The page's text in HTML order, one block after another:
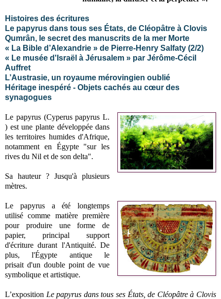
Histoires des écritures
Le papyrus dans tous ses États, de Cléopâtre à Clovis
Qumrân, le secret des manuscrits de la mer Morte
« La Bible d’Alexandrie » de Pierre-Henry Salfaty (2/2)
« Le musée d'Israël à Jérusalem » par Jérôme-Cécil
Auffret
L’Austrasie, un royaume mérovingien oublié
Héritage inespéré - Objets cachés au cœur des
synagogues
Le papyrus (Cyperus papyrus L.
) est une plante développée dans
les territoires humides d'Afrique,
notamment en Égypte "sur les
rives du Nil et de son delta".
Sa hauteur ? Jusqu'à plusieurs
mètres.
Le papyrus a été longtemps
utilisé comme matière première
pour produire une forme de
papier, principal support
d'écriture durant l'Antiquité. De
plus,l'Égypte antique le
prisait d'un double point de vue
symbolique et artistique.
L’exposition Le papyrus dans tous ses États, de Cléopâtre à Clovis